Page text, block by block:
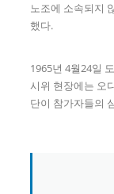
노조에 소속되지
했다.
1965년 4월24일
시위 현장에는 오
단이 참가자들의